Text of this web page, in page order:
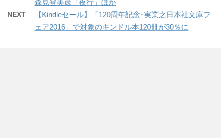
森見登美彦「夜行」ほか
NEXT
【Kindleセール】「120周年記念･実業之日本社文庫フ
ェア2016」で対象のキンドル本120冊が30％に